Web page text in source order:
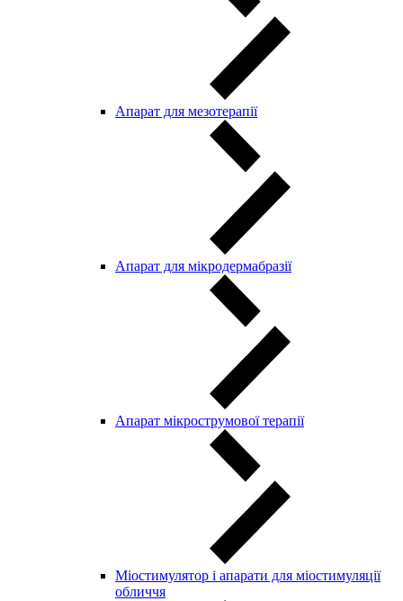
Апарат для мезотерапії
Апарат для мікродермабразії
Апарат мікрострумової терапії
Міостимулятор і апарати для міостимуляції
обличчя